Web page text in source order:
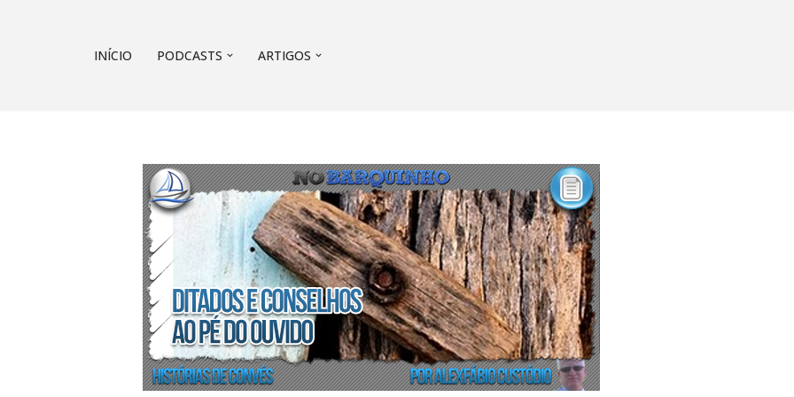
INÍCIO PODCASTS ARTIGOS